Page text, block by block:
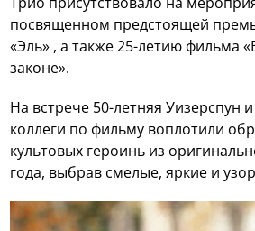
посвященном предстоящей
«Эль» , а также 25-летию фильма
законе».
На встрече 50-летняя Уизерспун
коллеги по фильму воплотили
культовых героинь из
года, выбрав смелые, яркие и